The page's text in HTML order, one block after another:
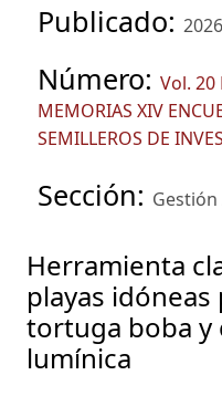
Publicado:
Número: Vol. 20
MEMORIAS XIV
SEMILLEROS DE
Sección:
Herramienta
playas
tortuga boba y
lumínica